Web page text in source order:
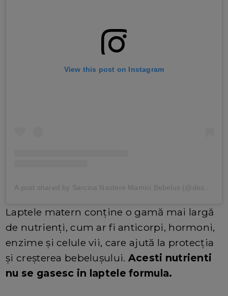
View this post on Instagram
Laptele matern conține o gamă mai largă
de nutrienți, cum ar fi anticorpi, hormoni,
enzime și celule vii, care ajută la protecția
și creșterea bebelușului. Acesti nutrienti
nu se gasesc in laptele formula.